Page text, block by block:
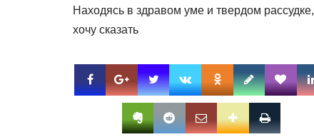
Находясь в здравом уме и твердом рассудке,
хочу сказать